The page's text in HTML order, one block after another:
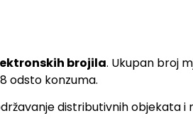
brojila. Ukupan broj
odsto konzuma.
distributivnih objekata i